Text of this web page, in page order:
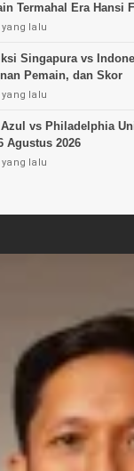
Termahal Era Hansi
yang lalu
Singapura vs
Pemain, dan Skor
lalu
vs Philadelphia
Agustus 2026
yang lalu